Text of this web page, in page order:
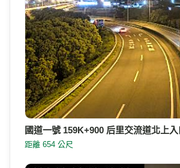
國道一號 159K+900 后里交流道北上入
距離 654 公尺